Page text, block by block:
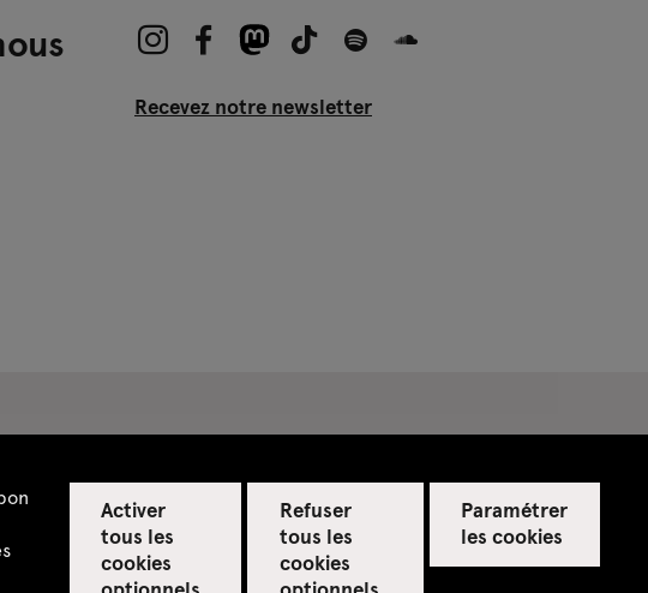
Activer
tous les
cookies
Refuser
tous les
cookies
Paramétrer
les cookies
Recevez notre newsletter